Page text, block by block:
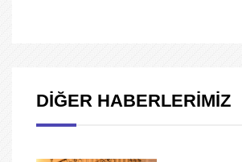
DİĞER HABERLERİMİZ